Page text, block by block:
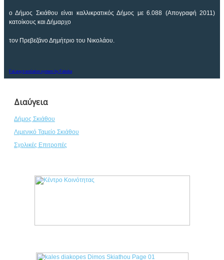
ο Δήμος Σκιάθου είναι καλλικρατικός Δήμος με 6.088 (Απογραφή 2011)
κατοίκους και Δήμαρχο
τον Πρεβεζάνο Δημήτριο του Νικολάου.
FaLang translation system by Faboba
Διαύγεια
Δήμος Σκιάθου
Λιμενικό Ταμείο Σκιάθου
Σχολικές Επιτροπές